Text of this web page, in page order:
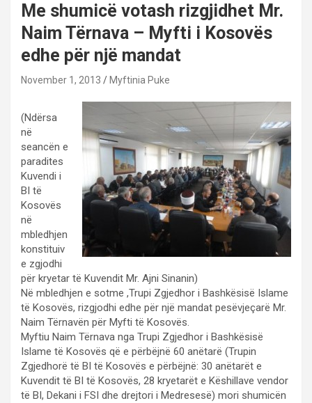
Me shumicë votash rizgjidhet Mr.
Naim Tërnava – Myfti i Kosovës
edhe për një mandat
November 1, 2013 Myftinia Puke
(Ndërsa
në
seancën e
paradites
Kuvendi i
BI të
Kosovës
në
mbledhjen
konstituiv
e zgjodhi
për kryetar të Kuvendit Mr. Ajni Sinanin)
Në mbledhjen e sotme ,Trupi Zgjedhor i Bashkësisë Islame
të Kosovës, rizgjodhi edhe për një mandat pesëvjeçarë Mr.
Naim Tërnavën për Myfti të Kosovës.
Myftiu Naim Tërnava nga Trupi Zgjedhor i Bashkësisë
Islame të Kosovës që e përbëjnë 60 anëtarë (Trupin
Zgjedhorë të BI të Kosovës e përbëjnë: 30 anëtarët e
Kuvendit të BI të Kosovës, 28 kryetarët e Këshillave vendor
të BI, Dekani i FSI dhe drejtori i Medresesë) mori shumicën